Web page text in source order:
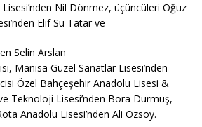
Nil Dönmez, üçüncüleri Oğuz
Elif Su Tatar ve
Selin Arslan
Manisa Güzel Sanatlar Lisesi’nden
Özel Bahçeşehir Anadolu Lisesi &
Teknoloji Lisesi’nden Bora Durmuş,
Anadolu Lisesi’nden Ali Özsoy.